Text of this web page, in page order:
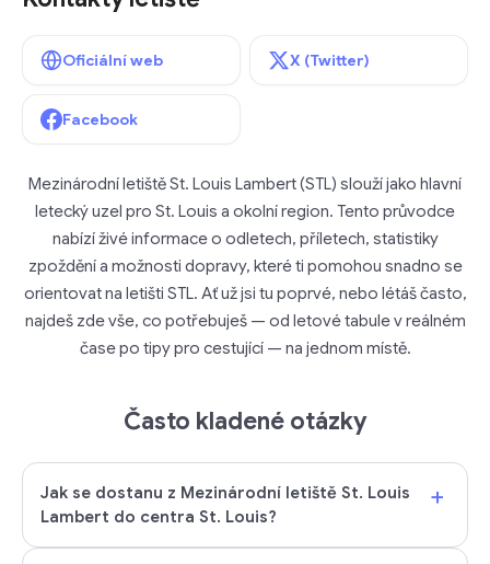
Oficiální web X (Twitter)
Facebook
Mezinárodní letiště St. Louis Lambert (STL) slouží jako hlavní
letecký uzel pro St. Louis a okolní region. Tento průvodce
nabízí živé informace o odletech, příletech, statistiky
zpoždění a možnosti dopravy, které ti pomohou snadno se
orientovat na letišti STL. Ať už jsi tu poprvé, nebo létáš často,
najdeš zde vše, co potřebuješ — od letové tabule v reálném
čase po tipy pro cestující — na jednom místě.
Často kladené otázky
Jak se dostanu z Mezinárodní letiště St. Louis
Lambert do centra St. Louis?
+